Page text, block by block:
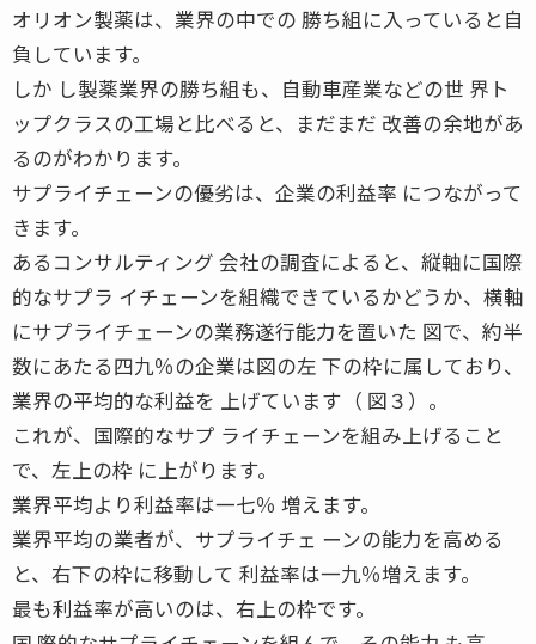
オリオン製薬は、業界の中での 勝ち組に入っていると自
負しています。
しか し製薬業界の勝ち組も、自動車産業などの世 界ト
ップクラスの工場と比べると、まだまだ 改善の余地があ
るのがわかります。
サプライチェーンの優劣は、企業の利益率 につながって
きます。
あるコンサルティング 会社の調査によると、縦軸に国際
的なサプラ イチェーンを組織できているかどうか、横軸
にサプライチェーンの業務遂行能力を置いた 図で、約半
数にあたる四九％の企業は図の左 下の枠に属しており、
業界の平均的な利益を 上げています（ 図３）。
これが、国際的なサプ ライチェーンを組み上げること
で、左上の枠 に上がります。
業界平均より利益率は一七％ 増えます。
業界平均の業者が、サプライチェ ーンの能力を高める
と、右下の枠に移動して 利益率は一九％増えます。
最も利益率が高いのは、右上の枠です。